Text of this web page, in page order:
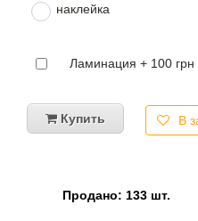
наклейка
Ламинация + 100 грн
Купить В
Продано: 133 шт.